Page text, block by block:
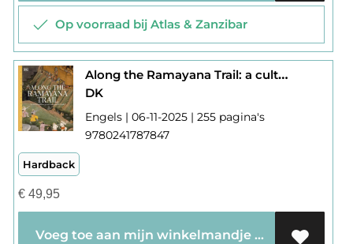
Op voorraad bij Atlas & Zanzibar
Along the Ramayana Trail: a cultural journey across India and Sri Lanka
DK
Engels | 06-11-2025 | 255 pagina's
9780241787847
Hardback
€49,95
Voeg toe aan mijn winkelmandje